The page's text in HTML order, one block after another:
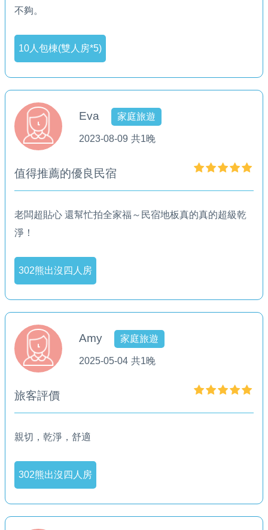
不夠。
10人包棟(雙人房*5)
Eva 家庭旅遊
2023-08-09 共1晚
值得推薦的優良民宿
老闆超貼心 還幫忙拍全家福～民宿地板真的真的超級乾
淨！
302熊出沒四人房
Amy 家庭旅遊
2025-05-04 共1晚
旅客評價
親切，乾淨，舒適
302熊出沒四人房